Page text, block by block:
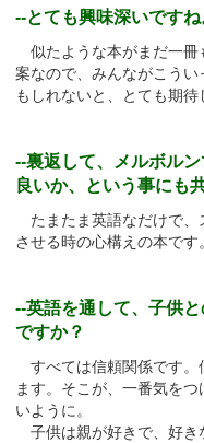
--とても興味深いですね
似たような本がまだ一冊
案なので、みんながこう
もしれないと、とても期待
--裏返して、メルボル
良いか、という事にも
たまたま英語なだけで、
させる時の心構えの本です。
--英語を通して、子供
ですか？
すべては信頼関係です
ます。そこが、一番気を
いように。
子供は親が好きで、好き